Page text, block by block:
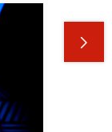
